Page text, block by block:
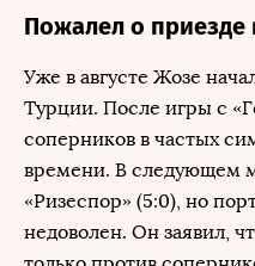
Пожалел о приезде
Уже в августе Жозе
Турции. После игры с
соперников в частых
времени. В следующем
«Ризеспор» (5:0), но
недоволен. Он заявил,